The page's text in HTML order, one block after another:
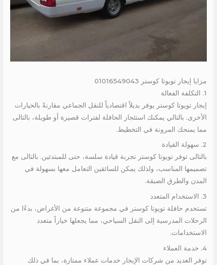
مزايا إيجار تويوتا كوستر 01016549043
1. التكلفة الفعالة
إيجار تويوتا كوستر يوفر بديلاً اقتصادياً للنقل الجماعي مقارنةً بالخيارات
الأخرى. بالتالي يمكنك استئجار الحافلة لفترات قصيرة أو طويلة، بالتالى
مما يمنحك المرونة في التخطيط.
2. سهولة القيادة
بالتالى توفر تويوتا كوستر تجربة قيادة سلسة، حتى للمبتدئين. بالتالى مع
تصميمها المناسب، ولذلك يمكن للسائقين التعامل معها بسهولة في
المدن والطرق الضيقة.
3. الاستخدام المتعدد
تستخدم حافلة تويوتا كوستر في مجموعة متنوعة من الأغراض، بدءًا من
الرحلات المدرسية إلى النقل السياحي، مما يجعلها خياراً متعدد
الاستخدامات.
4. خدمة العملاء
توفر العديد من شركات الإيجار خدمات عملاء ممتازة، بما في ذلك